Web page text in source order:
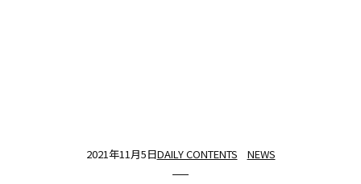
2021年11月5日DAILY CONTENTS NEWS